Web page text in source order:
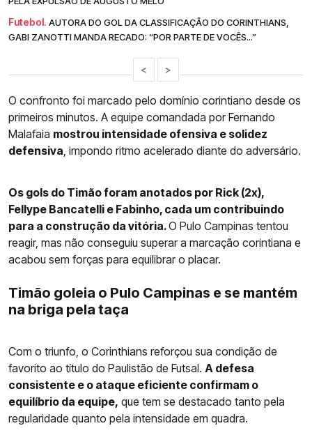
Futebol. AUTORA DO GOL DA CLASSIFICAÇÃO DO CORINTHIANS,
GABI ZANOTTI MANDA RECADO: “POR PARTE DE VOCÊS...”
< >
O confronto foi marcado pelo domínio corintiano desde os
primeiros minutos. A equipe comandada por Fernando
Malafaia mostrou intensidade ofensiva e solidez
defensiva , impondo ritmo acelerado diante do adversário.
Os gols do Timão foram anotados por Rick (2x),
Fellype Bancatelli e Fabinho, cada um contribuindo
para a construção da vitória.O Pulo Campinas tentou
reagir, mas não conseguiu superar a marcação corintiana e
acabou sem forças para equilibrar o placar.
Timão goleia o Pulo Campinas e se mantém
na briga pela taça
Com o triunfo, o Corinthians reforçou sua condição de
favorito ao título do Paulistão de Futsal. A defesa
consistente e o ataque eficiente confirmam o
equilíbrio da equipe, que tem se destacado tanto pela
regularidade quanto pela intensidade em quadra.